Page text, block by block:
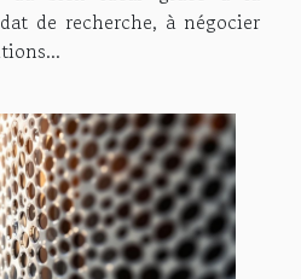
de recherche, à négocier